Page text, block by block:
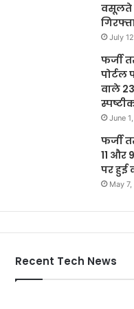
वसूलते
July
फर्जी
पोर्टल
वाले
June
फर्जी
11 और
पर हुई
May
Recent Tech News